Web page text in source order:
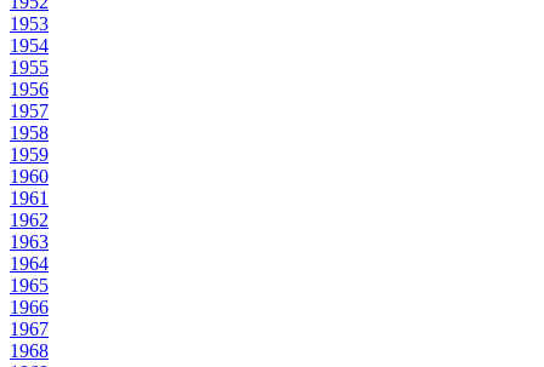
1953
1954
1955
1956
1957
1958
1959
1960
1961
1962
1963
1964
1965
1966
1967
1968